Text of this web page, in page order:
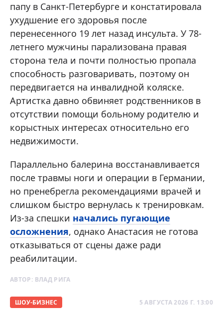
папу в Санкт-Петербурге и констатировала
ухудшение его здоровья после
перенесенного 19 лет назад инсульта. У 78-
летнего мужчины парализована правая
сторона тела и почти полностью пропала
способность разговаривать, поэтому он
передвигается на инвалидной коляске.
Артистка давно обвиняет родственников в
отсутствии помощи больному родителю и
корыстных интересах относительно его
недвижимости.
Параллельно балерина восстанавливается
после травмы ноги и операции в Германии,
но пренебрегла рекомендациями врачей и
слишком быстро вернулась к тренировкам.
Из-за спешки начались пугающие
осложнения, однако Анастасия не готова
отказываться от сцены даже ради
реабилитации.
АВТОР: ВЛАД РИГА
ШОУ-БИЗНЕС 5 АВГУСТА 2026 Г. 13:00